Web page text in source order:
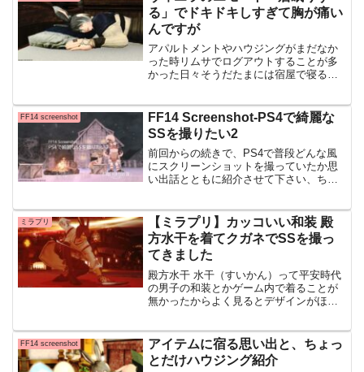
い・・ほんとに
る」でドキドキしすぎて胸が痛い
んですが
アパルトメントやハウジングがまだなか
った時リムサでログアウトすることが多
かった日々そうだたまには宿屋で寝るか
り木」です エモート「居眠りをする」 ま
っ！なんですかこ
FF14 screenshot
FF14 Screenshot-PS4で綺麗な
SSを撮りたい2
前回からの続きで、PS4で普段どんな風
にスクリーンショットを撮っていたか思
い出話とともに紹介させて下さい、ちょ
色」のライトの設定が、まただ猫のSSに
魔法をかけてくれたよ...
ミラプリ
【ミラプリ】カッコいい和装 殿
方水干を着てクガネでSSを撮っ
てきました
殿方水干 水干（すいかん）って平安時代
の男子の和装とかゲーム内で着ることが
無かったからよく見るとデザインがほん
(*’▽’) クガネ/エフェクト強調/Dancer エ
モー
FF14 screenshot
アイテムに宿る思い出と、ちょっ
とだけハウジング紹介